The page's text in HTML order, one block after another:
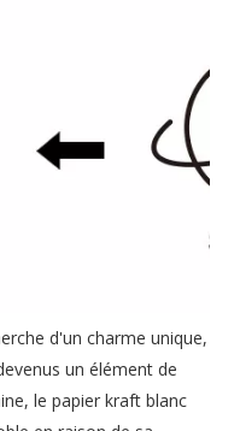
d'un charme unique,
un élément de
le papier kraft blanc